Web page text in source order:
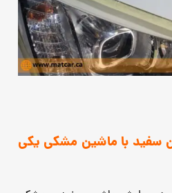
سفید با ماشین مشکی یکی